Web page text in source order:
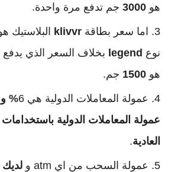
هو 3000 جم تدفع مرة واحدة.
اما سعر بطاقة klivvr البلاستيك
نوع legend بخلاف السعر الذي يدفع
هو 1500 جم.
عمولة المعاملات الدولية هي 6
%
عمولة المعاملات الدولية باستخدامات
العادية.
عمولة السحب من اي atm و